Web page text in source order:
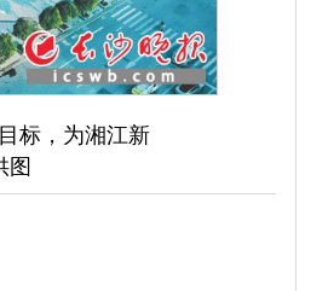
标，为湘江新
图